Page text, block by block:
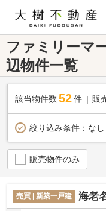
ファミリーマ
辺物件一覧
該当物件数 52件 販
絞り込み条件： なし
販売物件のみ
売買 | 新築一戸建 海老名市